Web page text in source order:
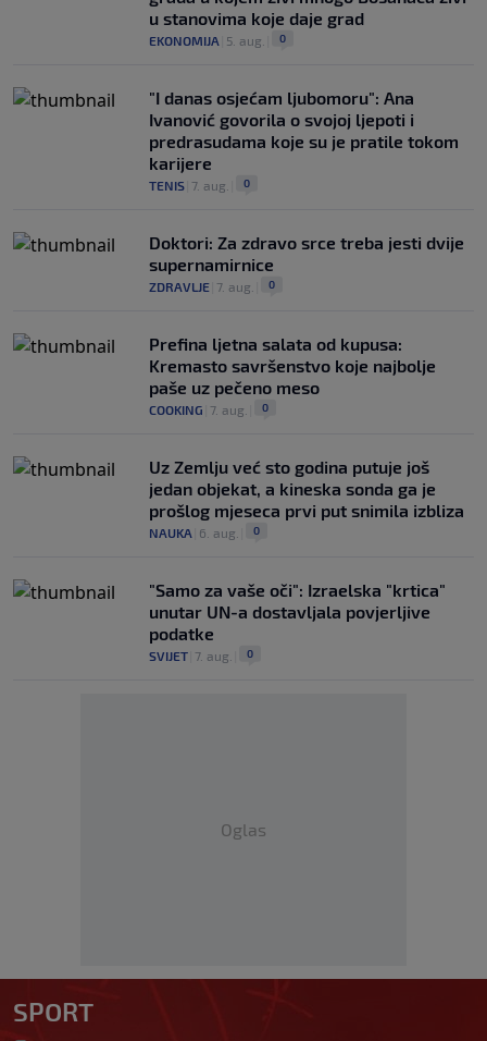
u stanovima koje daje grad
EKONOMIJA 5. aug. 0
"I danas osjećam ljubomoru": Ana
Ivanović govorila o svojoj ljepoti i
predrasudama koje su je pratile tokom
karijere
TENIS 7. aug. 0
Doktori: Za zdravo srce treba jesti dvije
supernamirnice
ZDRAVLJE 7. aug. 0
Prefina ljetna salata od kupusa:
Kremasto savršenstvo koje najbolje
paše uz pečeno meso
COOKING 7. aug. 0
Uz Zemlju već sto godina putuje još
jedan objekat, a kineska sonda ga je
prošlog mjeseca prvi put snimila izbliza
NAUKA 6. aug. 0
"Samo za vaše oči": Izraelska "krtica"
unutar UN-a dostavljala povjerljive
podatke
SVIJET 7. aug. 0
Oglas
SPORT